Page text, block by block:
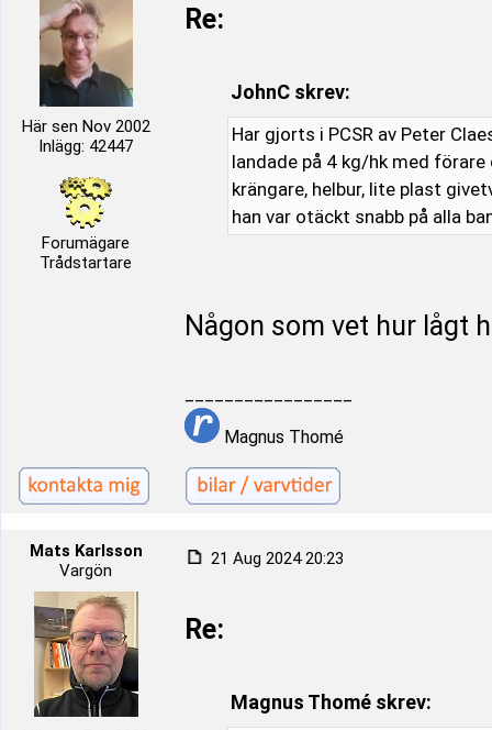
Här sen Nov 2002
Inlägg: 42447
Forumägare
Trådstartare
Re:
JohnC skrev:
Har gjorts i PCSR av Peter
landade på 4 kg/hk med
krängare, helbur, lite plast
han var otäckt snabb på alla
Någon som vet hur lågt
Magnus Thomé
Mats Karlsson
Vargön
21 Aug 2024 20:23
Re:
Magnus Thomé skrev: